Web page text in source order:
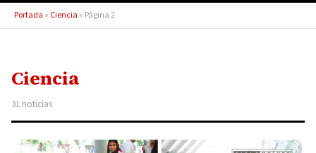
Portada » Ciencia » Página 2
Ciencia
31 noticias